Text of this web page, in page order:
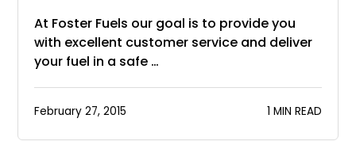
At Foster Fuels our goal is to provide you
with excellent customer service and deliver
your fuel in a safe …
February 27, 2015 1 MIN READ